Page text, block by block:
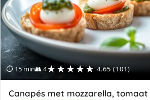
⏱ 15 min👥 4★★★★★ 4.65 (101)
Canapés met mozzarella,